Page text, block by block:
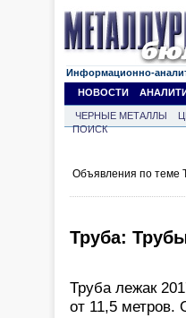
Информационно-
НОВОСТИ
ЧЕРНЫЕ МЕТАЛЛЫ
ПОИСК
Объявления по теме
Труба:
Труба лежак
от 11,5